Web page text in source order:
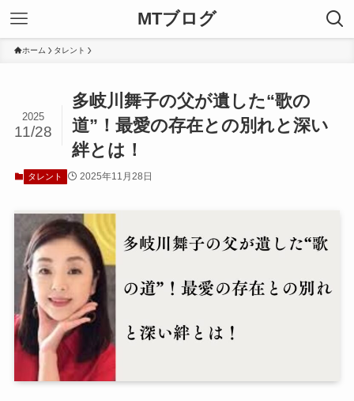
MTブログ
ホーム タレント
多岐川舞子の父が遺した“歌の
道”！最愛の存在との別れと深い
絆とは！
2025
11/28
タレント 2025年11月28日